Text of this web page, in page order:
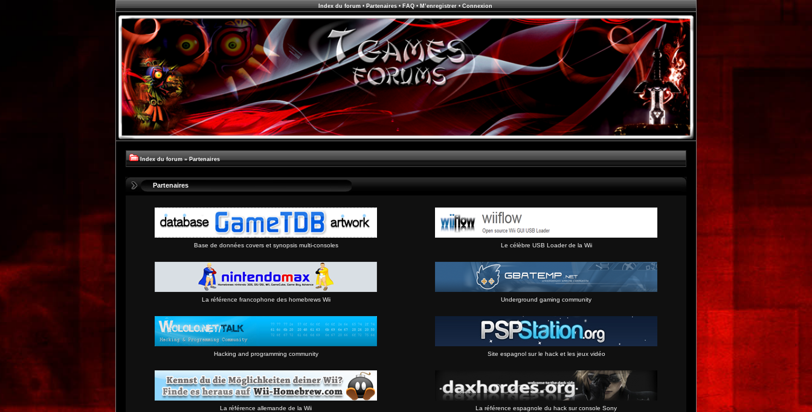
Index du forum• Partenaires• FAQ• M’enregistrer• Connexion
Index du forum » Partenaires
Partenaires
Base de données covers et synopsis multi-consoles Le célèbre USB Loader de la Wii
La référence francophone des homebrews Wii Underground gaming community
Hacking and programming community Site espagnol sur le hack et les jeux vidéo
La référence allemande de la Wii La référence espagnole du hack sur console Sony